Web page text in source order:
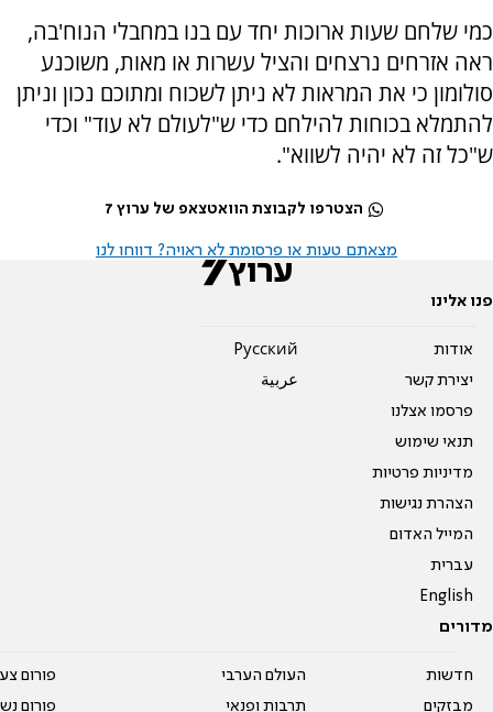
כמי שלחם שעות ארוכות יחד עם בנו במחבלי הנוח'בה,
ראה אזרחים נרצחים והציל עשרות או מאות, משוכנע
סולומון כי את המראות לא ניתן לשכוח ומתוכם נכון וניתן
להתמלא בכוחות להילחם כדי ש"לעולם לא עוד" וכדי
ש"כל זה לא יהיה לשווא".
הצטרפו לקבוצת הוואטצאפ של ערוץ 7
מצאתם טעות או פרסומת לא ראויה? דווחו לנו
פנו אלינו
אודות
יצירת קשר
פרסמו אצלנו
תנאי שימוש
מדיניות פרטיות
הצהרת נגישות
המייל האדום
עברית
English
Pусский
عربية
מדורים
חדשות
מבזקים
העולם הערבי
תרבות ופנאי
פורום
פורום